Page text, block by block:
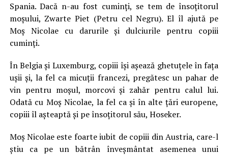
Spania. Dacă n-au fost cuminți, se tem de însoțitorul
moșului, Zwarte Piet (Petru cel Negru). El îl ajută pe
Moș Nicolae cu darurile și dulciurile pentru copiii
cuminți.
În Belgia și Luxemburg, copiii își așează ghetuțele în fața
ușii și, la fel ca micuții francezi, pregătesc un pahar de
vin pentru moșul, morcovi și zahăr pentru calul lui.
Odată cu Moș Nicolae, la fel ca și în alte țări europene,
copiii îl așteaptă și pe însoțitorul său, Hoseker.
Moș Nicolae este foarte iubit de copiii din Austria, care-l
știu ca pe un bătrân înveșmântat asemenea unui